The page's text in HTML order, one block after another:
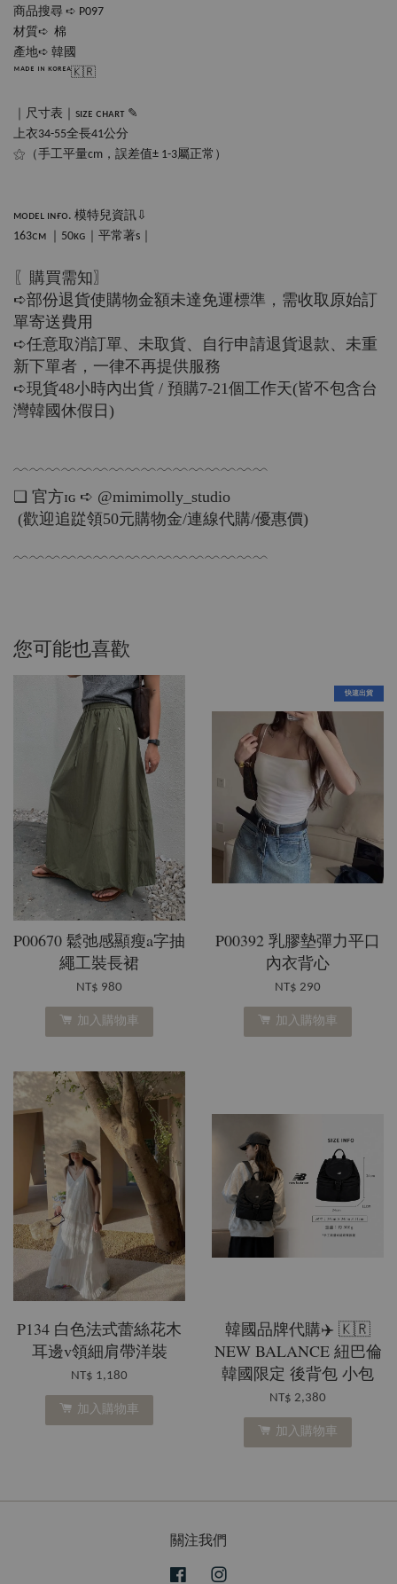
商品搜尋 ➪ P097
材質➪  棉
產地➪ 韓國
ᴹᴬᴰᴱ ᴵᴺ ᴷᴼᴿᴱᴬ🇰🇷
｜尺寸表｜sɪᴢᴇ ᴄʜᴀʀᴛ ✎
上衣34-55全長41公分
⚝（手工平量cm，誤差值± 1-3屬正常）
ᴍᴏᴅᴇʟ ɪɴғᴏ. 模特兒資訊⇩
163ᴄᴍ ｜50ᴋɢ｜平常著s｜
〖購買需知〗
➪部份退貨使購物金額未達免運標準，需收取原始訂
單寄送費用
➪任意取消訂單、未取貨、自行申請退貨退款、未重
新下單者，一律不再提供服務
➪現貨48小時內出貨 / 預購7-21個工作天(皆不包含台
灣韓國休假日‪‪)
﹋﹋﹋﹋﹋﹋﹋﹋﹋﹋﹋﹋﹋﹋﹋﹋
❏ 官方ɪɢ ➪ @mimimolly_studio
(歡迎追踨領50元購物金/連線代購/優惠價)
﹋﹋﹋﹋﹋﹋﹋﹋﹋﹋﹋﹋﹋﹋﹋﹋
您可能也喜歡
P00670 鬆弛感顯瘦a字抽
繩工裝長裙
NT$ 980
加入購物車
快速出貨
P00392 乳膠墊彈力平口
內衣背心
NT$ 290
加入購物車
P134 白色法式蕾絲花木
耳邊v領細肩帶洋裝
NT$ 1,180
加入購物車
韓國品牌代購✈️ 🇰🇷
NEW BALANCE 紐巴倫
韓國限定 後背包 小包
NT$ 2,380
加入購物車
關注我們
Facebook